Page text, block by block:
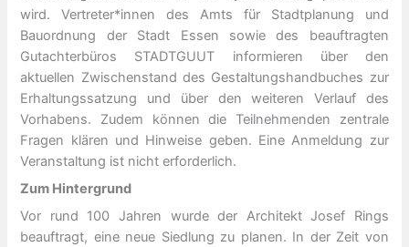
wird. Vertreter*innen des Amts für Stadtplanung und
Bauordnung der Stadt Essen sowie des beauftragten
Gutachterbüros STADTGUUT informieren über den
aktuellen Zwischenstand des Gestaltungshandbuches zur
Erhaltungssatzung und über den weiteren Verlauf des
Vorhabens. Zudem können die Teilnehmenden zentrale
Fragen klären und Hinweise geben. Eine Anmeldung zur
Veranstaltung ist nicht erforderlich.
Zum Hintergrund
Vor rund 100 Jahren wurde der Architekt Josef Rings
beauftragt, eine neue Siedlung zu planen. In der Zeit von